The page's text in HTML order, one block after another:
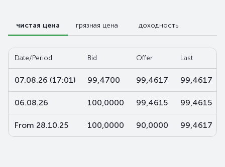
чистая цена грязная цена доходность
Date/Period Bid Offer Last
07.08.26 (17:01) 99,4700 99,4617 99,4617
06.08.26 100,0000 99,4615 99,4615
From 28.10.25 100,0000 90,0000 99,4617